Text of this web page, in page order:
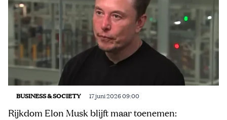
BUSINESS & SOCIETY 17 juni 2026 09:00
Rijkdom Elon Musk blijft maar toenemen: